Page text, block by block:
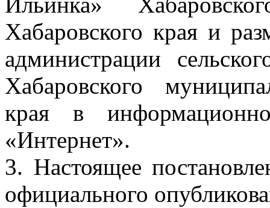
Хабаровского края и
администрации
Хабаровского
края в
«Интернет».
3. Настоящее
официального